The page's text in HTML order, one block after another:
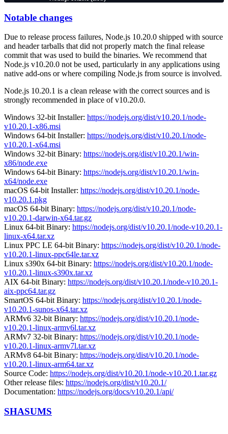
Notable changes
Due to release process failures, Node.js 10.20.0 shipped with source
and header tarballs that did not properly match the final release
commit that was used to build the binaries. We recommend that
Node.js v10.20.0 not be used, particularly in any applications using
native add-ons or where compiling Node.js from source is involved.
Node.js 10.20.1 is a clean release with the correct sources and is
strongly recommended in place of v10.20.0.
Windows 32-bit Installer: https://nodejs.org/dist/v10.20.1/node-
v10.20.1-x86.msi
Windows 64-bit Installer: https://nodejs.org/dist/v10.20.1/node-
v10.20.1-x64.msi
Windows 32-bit Binary: https://nodejs.org/dist/v10.20.1/win-
x86/node.exe
Windows 64-bit Binary: https://nodejs.org/dist/v10.20.1/win-
x64/node.exe
macOS 64-bit Installer: https://nodejs.org/dist/v10.20.1/node-
v10.20.1.pkg
macOS 64-bit Binary: https://nodejs.org/dist/v10.20.1/node-
v10.20.1-darwin-x64.tar.gz
Linux 64-bit Binary: https://nodejs.org/dist/v10.20.1/node-v10.20.1-
linux-x64.tar.xz
Linux PPC LE 64-bit Binary: https://nodejs.org/dist/v10.20.1/node-
v10.20.1-linux-ppc64le.tar.xz
Linux s390x 64-bit Binary: https://nodejs.org/dist/v10.20.1/node-
v10.20.1-linux-s390x.tar.xz
AIX 64-bit Binary: https://nodejs.org/dist/v10.20.1/node-v10.20.1-
aix-ppc64.tar.gz
SmartOS 64-bit Binary: https://nodejs.org/dist/v10.20.1/node-
v10.20.1-sunos-x64.tar.xz
ARMv6 32-bit Binary: https://nodejs.org/dist/v10.20.1/node-
v10.20.1-linux-armv6l.tar.xz
ARMv7 32-bit Binary: https://nodejs.org/dist/v10.20.1/node-
v10.20.1-linux-armv7l.tar.xz
ARMv8 64-bit Binary: https://nodejs.org/dist/v10.20.1/node-
v10.20.1-linux-arm64.tar.xz
Source Code: https://nodejs.org/dist/v10.20.1/node-v10.20.1.tar.gz
Other release files: https://nodejs.org/dist/v10.20.1/
Documentation: https://nodejs.org/docs/v10.20.1/api/
SHASUMS